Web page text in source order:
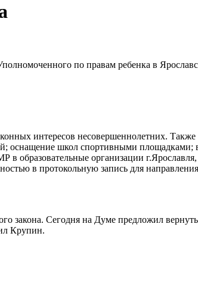
по правам ребенка в
интересов несовершеннолетних.
оснащение школ спортивными площадками;
образовательные организации
в протокольную запись для
закона. Сегодня на Думе предложил
Крупин.